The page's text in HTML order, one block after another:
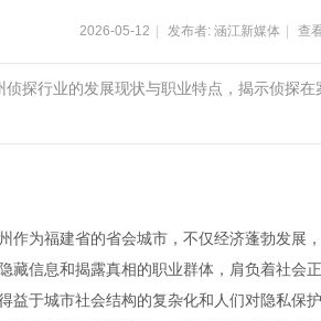
2026-05-12 发布者: 涵江新媒体 查
侦探行业的发展现状与职业特点，揭示侦探
作为福建省的省会城市，不仅经济蓬勃发
藏信息和揭露真相的职业群体，肩负着社会
益于城市社会结构的复杂化和人们对隐私保